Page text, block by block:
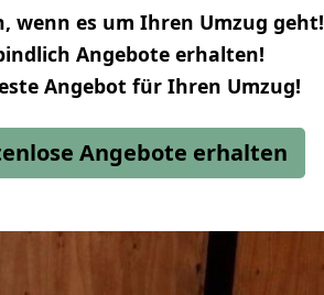
wenn es um Ihren Umzug geht!
Angebote erhalten!
Angebot für Ihren Umzug!
Angebote erhalten